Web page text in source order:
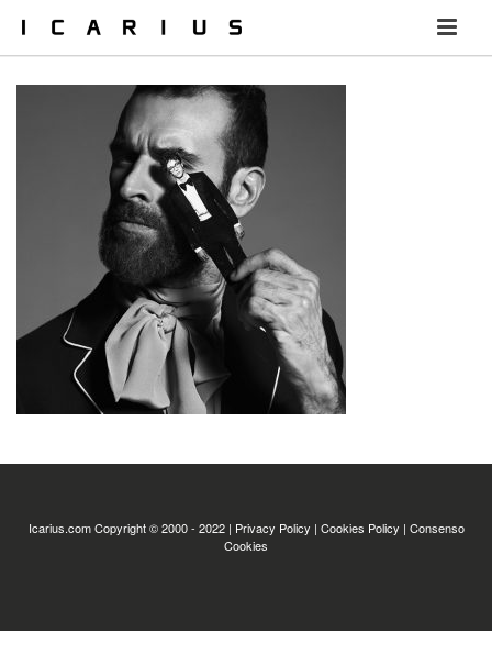
Icarius.com Copyright © 2000 - 2022 | Privacy Policy | Cookies Policy | Consenso
Cookies